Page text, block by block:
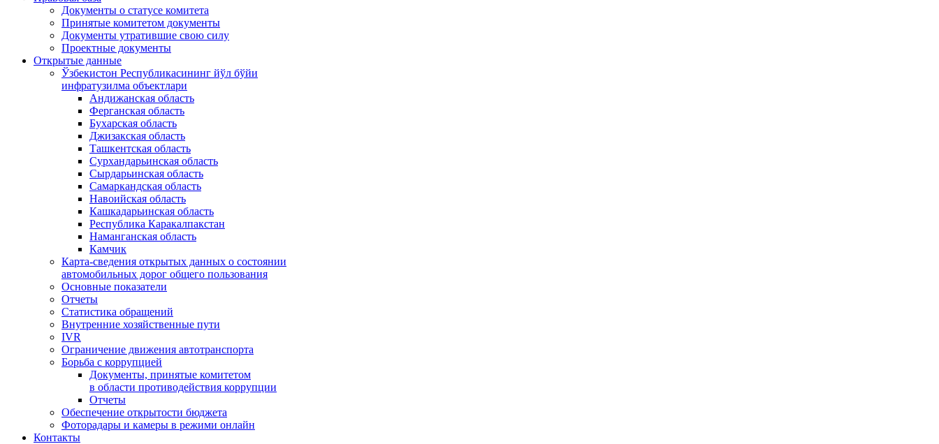
Документы о статусе комитета
Принятые комитетом документы
Документы утратившие свою силу
Проектные документы
Открытые данные
Ўзбекистон Республикасининг йўл бўйи
инфратузилма объектлари
Андижанская область
Ферганская область
Бухарская область
Джизакская область
Ташкентская область
Сурхандарьинская область
Сырдарьинская область
Самаркандская область
Навоийская область
Кашкадарьинская область
Республика Каракалпакстан
Наманганская область
Камчик
Карта-сведения открытых данных о состоянии
автомобильных дорог общего пользования
Основные показатели
Отчеты
Статистика обращений
Внутренние хозяйственные пути
IVR
Ограничение движения автотранспорта
Борьба с коррупцией
Документы, принятые комитетом
в области противодействия коррупции
Отчеты
Обеспечение открытости бюджета
Фоторадары и камеры в режими онлайн
Контакты